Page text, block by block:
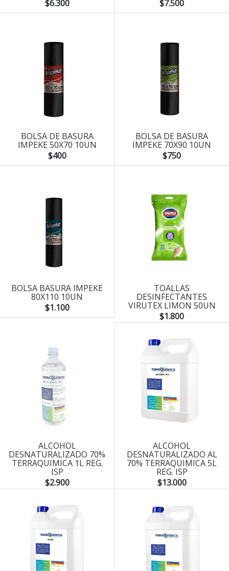
$6.300 $7.500
BOLSA DE BASURA
IMPEKE 50X70 10UN
$400
BOLSA DE BASURA
IMPEKE 70X90 10UN
$750
BOLSA BASURA IMPEKE
80X110 10UN
$1.100
TOALLAS
DESINFECTANTES
VIRUTEX LIMON 50UN
$1.800
ALCOHOL
DESNATURALIZADO 70%
TERRAQUIMICA 1L REG.
ISP
$2.900
ALCOHOL
DESNATURALIZADO AL
70% TERRAQUIMICA 5L
REG. ISP
$13.000